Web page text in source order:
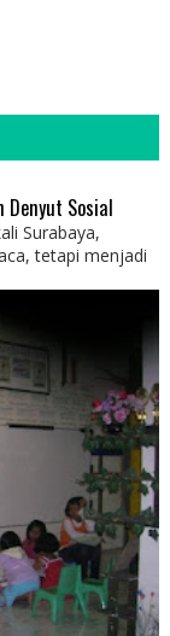
Sosial
Surabaya,
tetapi menjadi